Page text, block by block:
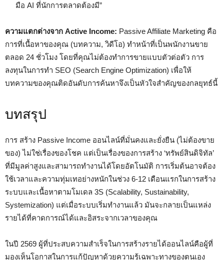
มือ AI ที่นักการตลาดต้องมี”
ความแตกต่างจาก Active Income: Passive Affiliate Marketing คือ
การที่เนื้อหาของคุณ (บทความ, วิดีโอ) ทำหน้าที่เป็นพนักงานขาย
ตลอด 24 ชั่วโมง โดยที่คุณไม่ต้องทำการขายแบบตัวต่อตัว การ
ลงทุนในการทำ SEO (Search Engine Optimization) เพื่อให้
บทความของคุณติดอันดับการค้นหาจึงเป็นหัวใจสำคัญของกลยุทธ์นี้
บทสรุป
การ สร้าง Passive Income ออนไลน์ที่มั่นคงและยั่งยืน (ไม่ต้องขาย
ของ) ไม่ใช่เรื่องของโชค แต่เป็นเรื่องของการสร้าง ‘ทรัพย์สินดิจิทัล’
ที่มีมูลค่าสูงและสามารถทำงานได้โดยอัตโนมัติ การเริ่มต้นอาจต้อง
ใช้เวลาและความทุ่มเทอย่างหนักในช่วง 6-12 เดือนแรกในการสร้าง
ระบบและเนื้อหาตามโมเดล 3S (Scalability, Sustainability,
Systemization) แต่เมื่อระบบเริ่มทำงานแล้ว มันจะกลายเป็นแหล่ง
รายได้ที่คาดการณ์ได้และอิสระจากเวลาของคุณ
ในปี 2569 ผู้ที่ประสบความสำเร็จในการสร้างรายได้ออนไลน์คือผู้ที่
มองเห็นโอกาสในการแก้ปัญหาด้วยความรู้เฉพาะทางของตนเอง